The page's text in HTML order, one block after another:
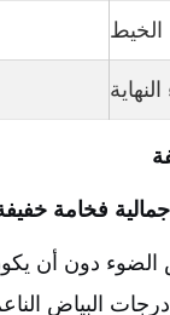
الخيط
النهاية
فخامة
دون أن
البياض